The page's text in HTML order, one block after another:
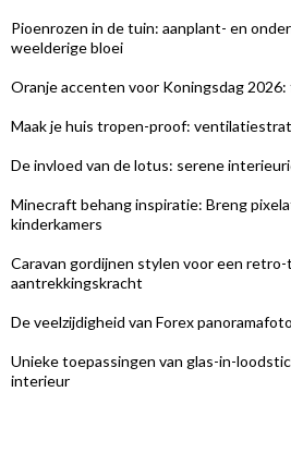
Pioenrozen in de tuin: aanplant- en
weelderige bloei
Oranje accenten voor Koningsdag 2026:
Maak je huis tropen-proof:
De invloed van de lotus: serene
Minecraft behang inspiratie: Breng
kinderkamers
Caravan gordijnen stylen voor een
aantrekkingskracht
De veelzijdigheid van Forex
Unieke toepassingen van glas-in-
interieur